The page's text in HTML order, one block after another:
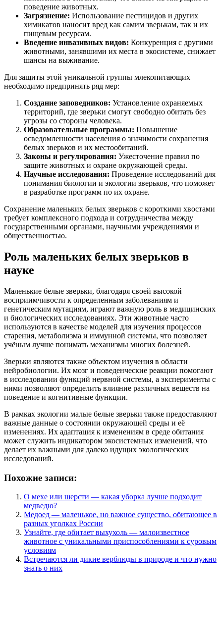
поведение животных.
Загрязнение: Использование пестицидов и других
химикатов наносит вред как самим зверькам, так и их
пищевым ресурсам.
Введение инвазивных видов: Конкуренция с другими
животными, занявшими их места в экосистеме, снижает
шансы на выживание.
Для защиты этой уникальной группы млекопитающих
необходимо предпринять ряд мер:
Создание заповедников: Установление охраняемых
территорий, где зверьки смогут свободно обитать без
угрозы со стороны человека.
Образовательные программы: Повышение
осведомленности населения о значимости сохранения
белых зверьков и их местообитаний.
Законы и регулирования: Ужесточение правил по
защите животных и охране окружающей среды.
Научные исследования: Проведение исследований для
понимания биологии и экологии зверьков, что поможет
в разработке программ по их охране.
Сохранение маленьких белых зверьков с короткими хвостами
требует комплексного подхода и сотрудничества между
государственными органами, научными учреждениями и
общественностью.
Роль маленьких белых зверьков в
науке
Маленькие белые зверьки, благодаря своей высокой
восприимчивости к определенным заболеваниям и
генетическим мутациям, играют важную роль в медицинских
и биологических исследованиях. Эти животные часто
используются в качестве моделей для изучения процессов
старения, метаболизма и иммунной системы, что позволяет
учёным лучше понимать механизмы многих болезней.
Зверьки являются также объектом изучения в области
нейробиологии. Их мозг и поведенческие реакции помогают
в исследовании функций нервной системы, а эксперименты с
ними позволяют определить влияние различных веществ на
поведение и когнитивные функции.
В рамках экологии малые белые зверьки также предоставляют
важные данные о состоянии окружающей среды и её
изменениях. Их адаптация к изменениям в среде обитания
может служить индикатором экосистемных изменений, что
делает их важными для далеко идущих экологических
исследований.
Похожие записи:
О мехе или шерсти — какая уборка лучше подходит
медведю?
Медоед — маленькое, но важное существо, обитающее в
разных уголках России
Узнайте, где обитает выхухоль — малоизвестное
животное с уникальными приспособлениями к суровым
условиям
Встречаются ли дикие верблюды в природе и что нужно
знать о них